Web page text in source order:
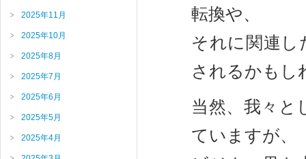
転換や、
それに関連し
されるかもし
当然、我々と
ていますが、
2025年11月
2025年10月
2025年8月
2025年7月
2025年6月
2025年5月
2025年4月